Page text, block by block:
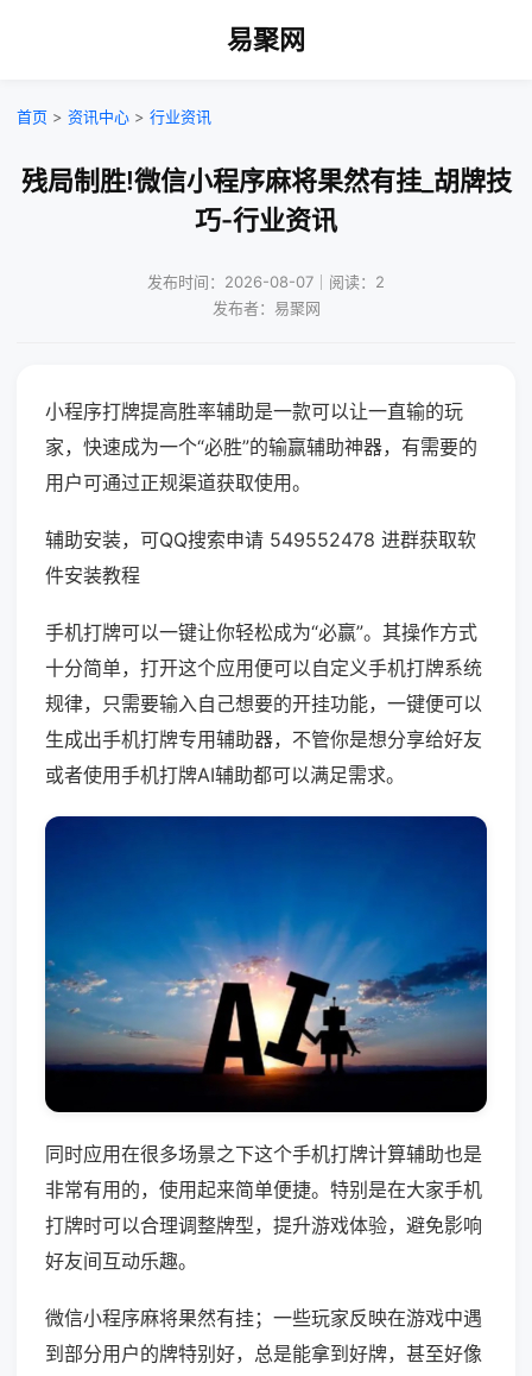
易聚网
首页 > 资讯中心 > 行业资讯
残局制胜!微信小程序麻将果然有挂_胡牌技
巧-行业资讯
发布时间：2026-08-07｜阅读：2
发布者：易聚网
小程序打牌提高胜率辅助是一款可以让一直输的玩
家，快速成为一个“必胜”的输赢辅助神器，有需要的
用户可通过正规渠道获取使用。
辅助安装，可QQ搜索申请 549552478 进群获取软
件安装教程
手机打牌可以一键让你轻松成为“必赢”。其操作方式
十分简单，打开这个应用便可以自定义手机打牌系统
规律，只需要输入自己想要的开挂功能，一键便可以
生成出手机打牌专用辅助器，不管你是想分享给好友
或者使用手机打牌AI辅助都可以满足需求。
同时应用在很多场景之下这个手机打牌计算辅助也是
非常有用的，使用起来简单便捷。特别是在大家手机
打牌时可以合理调整牌型，提升游戏体验，避免影响
好友间互动乐趣。
微信小程序麻将果然有挂；一些玩家反映在游戏中遇
到部分用户的牌特别好，总是能拿到好牌，甚至好像